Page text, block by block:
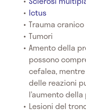
Ictus
Trauma cranico
Tumori
Amento della
possono
cefalea,
delle reazioni
l’aumento
Lesioni del